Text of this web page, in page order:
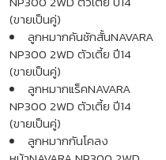
(ขายเป็นคู่)
ลูกหมากคันชักสั้นNAVARA
NP300 2WD ตัวเตี้ย ปี14
(ขายเป็นคู่)
ลูกหมากแร็คNAVARA
NP300 2WD ตัวเตี้ย ปี14
(ขายเป็นคู่)
ลูกหมากกันโคลง